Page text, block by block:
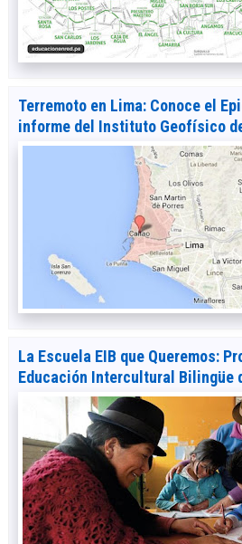
Terremoto en Lima: Conoce el
informe del Instituto Geofísico
La Escuela EIB que Queremos:
Educación Intercultural Bilingüe